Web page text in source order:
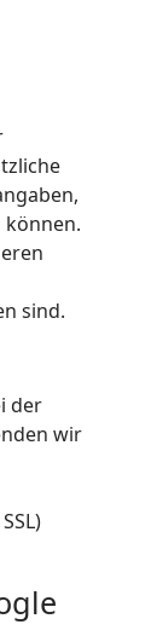
sind.
der
wir